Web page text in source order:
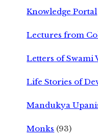
Knowledge Portal
Lectures from
Letters of Swami
Life Stories of
Mandukya
Monks (93)